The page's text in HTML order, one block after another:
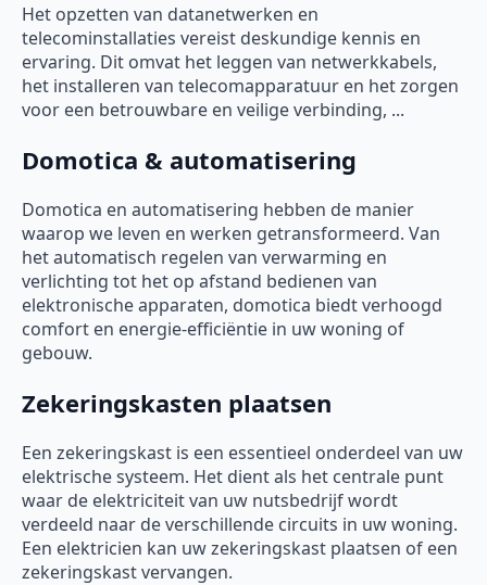
Het opzetten van datanetwerken en
telecominstallaties vereist deskundige kennis en
ervaring. Dit omvat het leggen van netwerkkabels,
het installeren van telecomapparatuur en het zorgen
voor een betrouwbare en veilige verbinding, ...
Domotica & automatisering
Domotica en automatisering hebben de manier
waarop we leven en werken getransformeerd. Van
het automatisch regelen van verwarming en
verlichting tot het op afstand bedienen van
elektronische apparaten, domotica biedt verhoogd
comfort en energie-efficiëntie in uw woning of
gebouw.
Zekeringskasten plaatsen
Een zekeringskast is een essentieel onderdeel van uw
elektrische systeem. Het dient als het centrale punt
waar de elektriciteit van uw nutsbedrijf wordt
verdeeld naar de verschillende circuits in uw woning.
Een elektricien kan uw zekeringskast plaatsen of een
zekeringskast vervangen.